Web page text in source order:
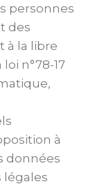
personnes
des
à la libre
n°78-17
à
données
légales